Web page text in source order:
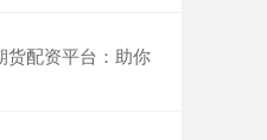
货配资平台：助你